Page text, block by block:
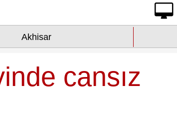
Akhisar
cansız